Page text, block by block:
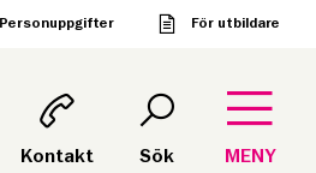
Personuppgifter För utbildare
Kontakt Sök MENY